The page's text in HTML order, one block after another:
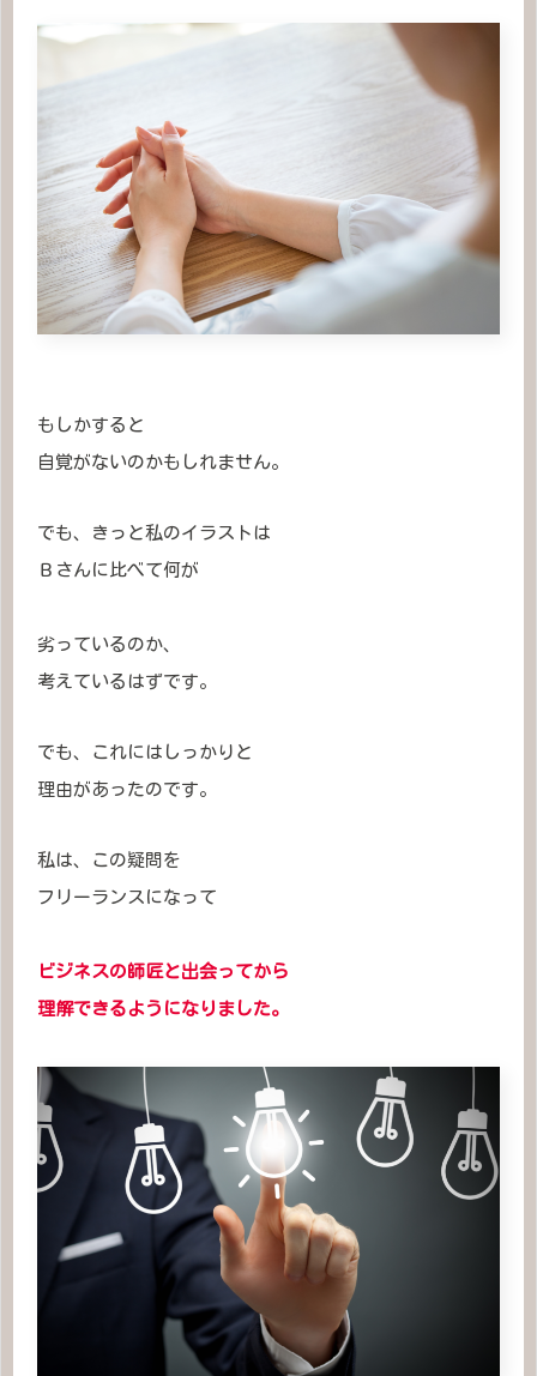
もしかすると
自覚がないのかもしれません。
でも、きっと私のイラストは
Ｂさんに比べて何が
劣っているのか、
考えているはずです。
でも、これにはしっかりと
理由があったのです。
私は、この疑問を
フリーランスになって
ビジネスの師匠と出会ってから
理解できるようになりました。